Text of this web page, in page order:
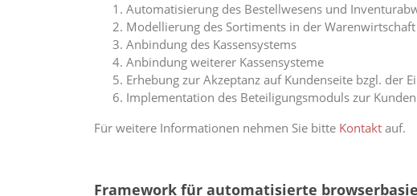
Automatisierung des Bestellwesens und
Modellierung des Sortiments in der
Anbindung des Kassensystems
Anbindung weiterer Kassensysteme
Erhebung zur Akzeptanz auf Kundenseite bzgl. der
Implementation des Beteiligungsmoduls zur
Für weitere Informationen nehmen Sie bitte Kontakt auf.
Framework für automatisierte